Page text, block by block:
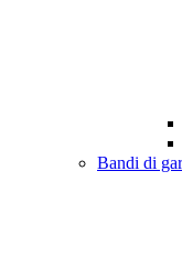
Bandi di